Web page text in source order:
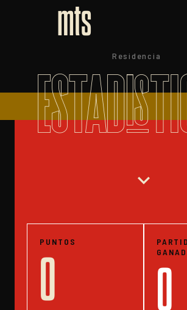
mts
Residencia
expand_more
PUNTOS
0 0